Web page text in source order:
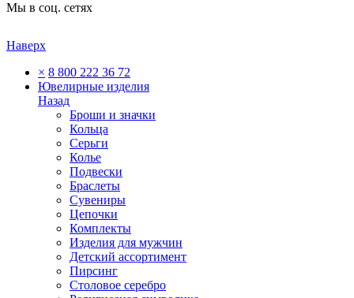
Мы в соц. сетях
Наверх
× 8 800 222 36 72
Ювелирные изделия
Назад
Броши и значки
Кольца
Серьги
Колье
Подвески
Браслеты
Сувениры
Цепочки
Комплекты
Изделия для мужчин
Детский ассортимент
Пирсинг
Столовое серебро